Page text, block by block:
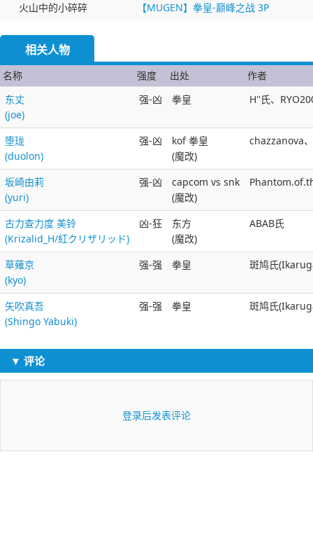
火山中的小碎碎 【MUGEN】拳皇-巅峰之战 3P
相关人物
名称 强度 出处
作者
东丈
(joe)
强-凶 拳皇 H''氏、
堕珑
(duolon)
强-凶
kof 拳皇
(魔改)
chazzanova
坂崎由莉
(yuri)
强-凶
capcom vs snk
(魔改)
古力查力度 美铃
(Krizalid_H/紅クリザリッド)
凶-狂
东方
(魔改)
ABAB氏
草薙京
(kyo)
强-强 拳皇 斑鸠氏
矢吹真吾
(Shingo Yabuki)
强-强 拳皇 斑鸠氏
▼ 评论
登录后发表评论